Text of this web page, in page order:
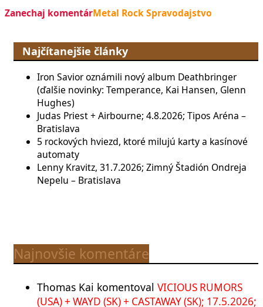
Zanechaj komentárMetal Rock Spravodajstvo
Najčítanejšie články
Iron Savior oznámili nový album Deathbringer
(ďalšie novinky: Temperance, Kai Hansen, Glenn
Hughes)
Judas Priest + Airbourne; 4.8.2026; Tipos Aréna –
Bratislava
5 rockových hviezd, ktoré milujú karty a kasínové
automaty
Lenny Kravitz, 31.7.2026; Zimný Štadión Ondreja
Nepelu – Bratislava
Najnovšie komentáre
Thomas Kai komentoval VICIOUS RUMORS
(USA) + WAYD (SK) + CASTAWAY (SK); 17.5.2026;